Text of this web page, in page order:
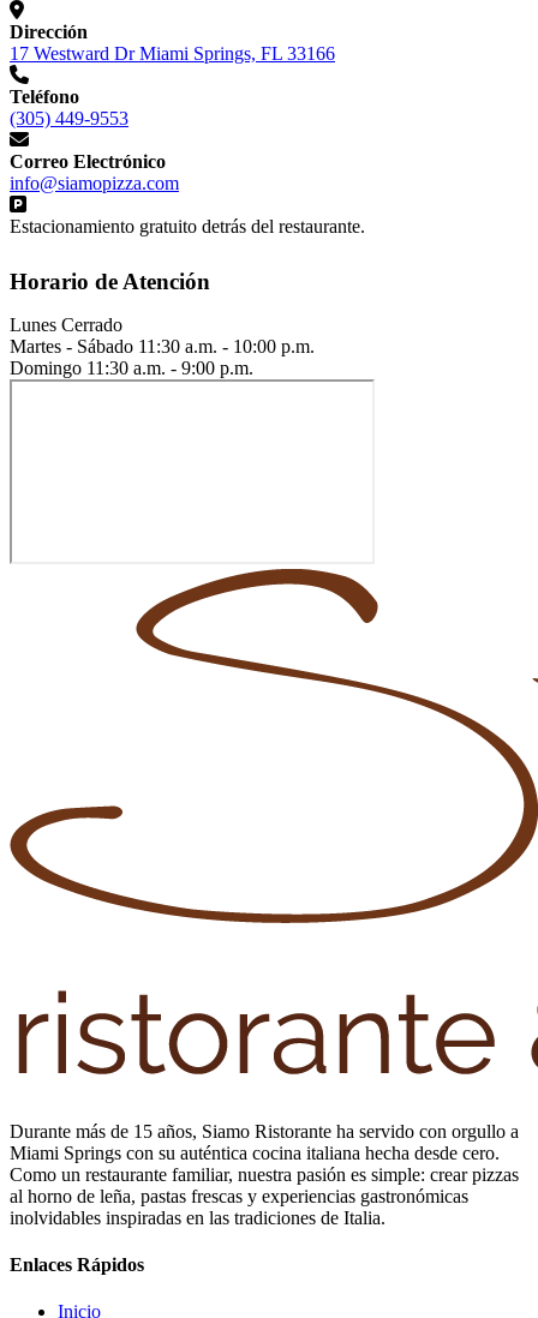
Dirección
17 Westward Dr Miami Springs, FL 33166
Teléfono
(305) 449-9553
Correo Electrónico
info@siamopizza.com
Estacionamiento gratuito detrás del restaurante.
Horario de Atención
Lunes Cerrado
Martes - Sábado 11:30 a.m. - 10:00 p.m.
Domingo 11:30 a.m. - 9:00 p.m.
Durante más de 15 años, Siamo Ristorante ha servido con orgullo a
Miami Springs con su auténtica cocina italiana hecha desde cero.
Como un restaurante familiar, nuestra pasión es simple: crear pizzas
al horno de leña, pastas frescas y experiencias gastronómicas
inolvidables inspiradas en las tradiciones de Italia.
Enlaces Rápidos
Inicio